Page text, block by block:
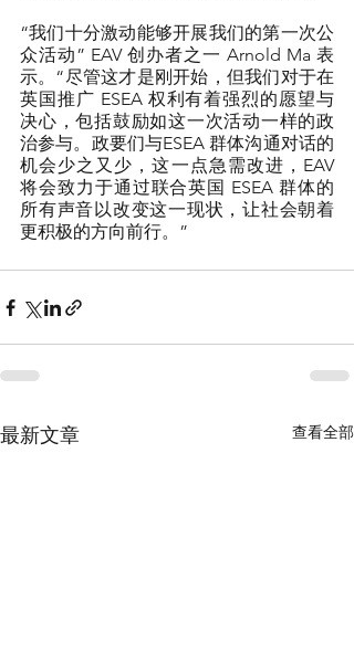
“我们十分激动能够开展我们的第一次公
众活动” EAV 创办者之一 Arnold Ma 表
示。“尽管这才是刚开始，但我们对于在
英国推广 ESEA 权利有着强烈的愿望与
决心，包括鼓励如这一次活动一样的政
治参与。政要们与ESEA 群体沟通对话的
机会少之又少，这一点急需改进，EAV
将会致力于通过联合英国 ESEA 群体的
所有声音以改变这一现状，让社会朝着
更积极的方向前行。”
最新文章 查看全部